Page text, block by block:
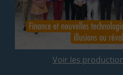
Voir les